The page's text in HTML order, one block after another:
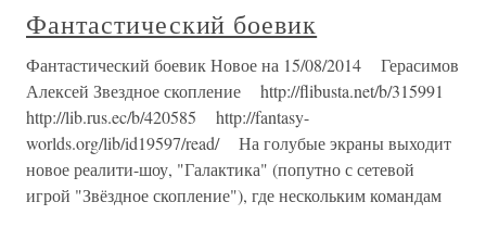
Фантастический боевик
Фантастический боевик Новое на 15/08/2014 Герасимов
Алексей Звездное скопление http://flibusta.net/b/315991
http://lib.rus.ec/b/420585 http://fantasy-
worlds.org/lib/id19597/read/ На голубые экраны выходит
новое реалити-шоу, "Галактика" (попутно с сетевой
игрой "Звёздное скопление"), где нескольким командам